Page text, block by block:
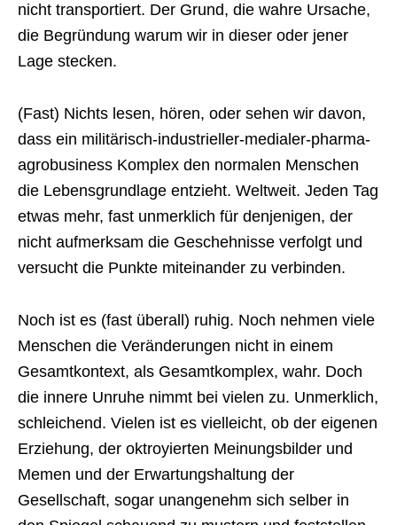
nicht transportiert. Der Grund, die wahre Ursache,
die Begründung warum wir in dieser oder jener
Lage stecken.
(Fast) Nichts lesen, hören, oder sehen wir davon,
dass ein militärisch-industrieller-medialer-pharma-
agrobusiness Komplex den normalen Menschen
die Lebensgrundlage entzieht. Weltweit. Jeden Tag
etwas mehr, fast unmerklich für denjenigen, der
nicht aufmerksam die Geschehnisse verfolgt und
versucht die Punkte miteinander zu verbinden.
Noch ist es (fast überall) ruhig. Noch nehmen viele
Menschen die Veränderungen nicht in einem
Gesamtkontext, als Gesamtkomplex, wahr. Doch
die innere Unruhe nimmt bei vielen zu. Unmerklich,
schleichend. Vielen ist es vielleicht, ob der eigenen
Erziehung, der oktroyierten Meinungsbilder und
Memen und der Erwartungshaltung der
Gesellschaft, sogar unangenehm sich selber in